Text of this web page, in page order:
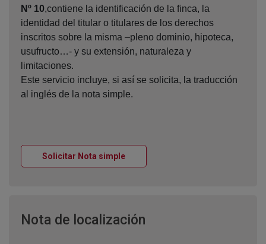
Nº 10,contiene la identificación de la finca, la
identidad del titular o titulares de los derechos
inscritos sobre la misma –pleno dominio, hipoteca,
usufructo…- y su extensión, naturaleza y
limitaciones.
Este servicio incluye, si así se solicita, la traducción
al inglés de la nota simple.
Solicitar Nota simpleVentana nueva
Nota de localización